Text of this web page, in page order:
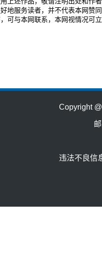
地服务读者，并不代表本网赞
可与本网联系，本网视情况可
Copyright
违法不良信